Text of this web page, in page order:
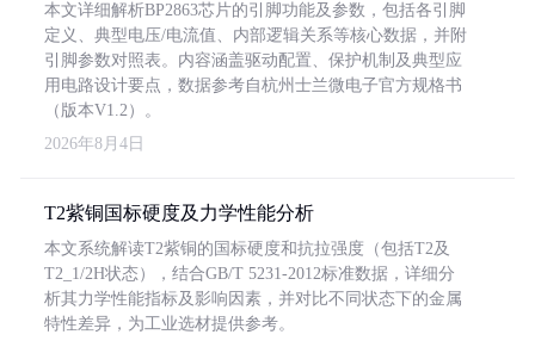
本文详细解析BP2863芯片的引脚功能及参数，包括各引脚
定义、典型电压/电流值、内部逻辑关系等核心数据，并附
引脚参数对照表。内容涵盖驱动配置、保护机制及典型应
用电路设计要点，数据参考自杭州士兰微电子官方规格书
（版本V1.2）。
2026年8月4日
T2紫铜国标硬度及力学性能分析
本文系统解读T2紫铜的国标硬度和抗拉强度（包括T2及
T2_1/2H状态），结合GB/T 5231-2012标准数据，详细分
析其力学性能指标及影响因素，并对比不同状态下的金属
特性差异，为工业选材提供参考。